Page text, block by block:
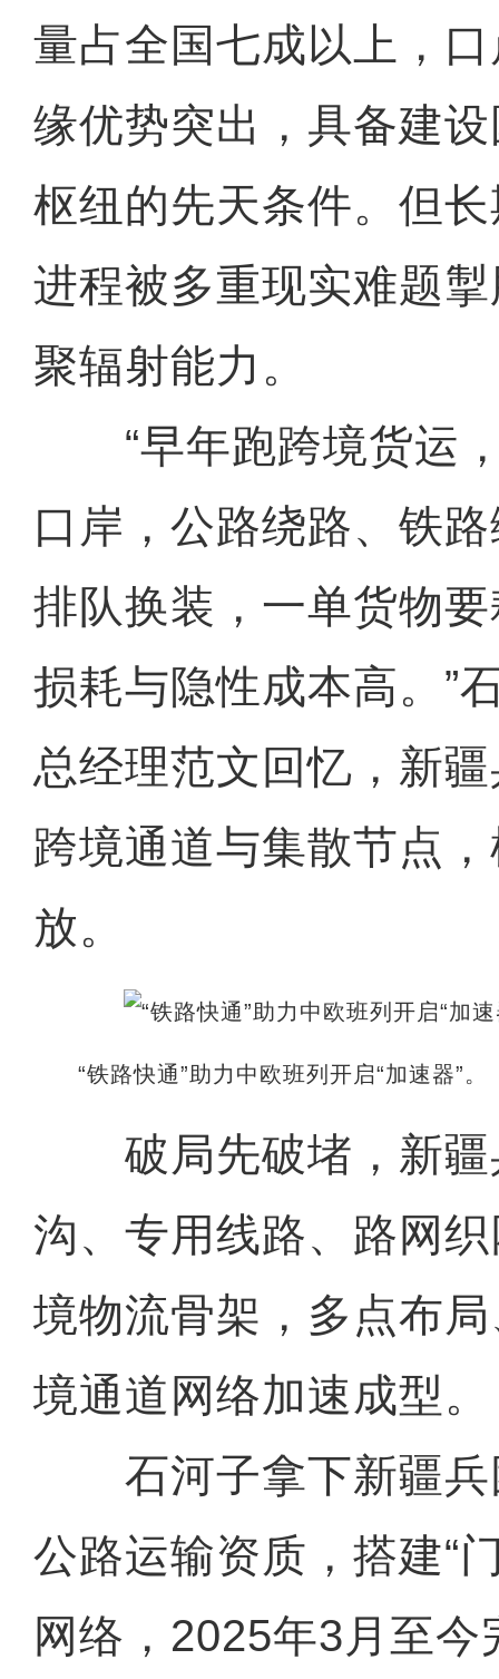
量占全国七成以上，
缘优势突出，具备建
枢纽的先天条件。但
进程被多重现实难题
聚辐射能力。
“早年跑跨境货运，
口岸，公路绕路、铁
排队换装，一单货物
损耗与隐性成本高。”
总经理范文回忆，新
跨境通道与集散节点
放。
“铁路快通”助力中欧班列开启“加速器”
破局先破堵，新疆
沟、专用线路、路网
境物流骨架，多点布
境通道网络加速成型。
石河子拿下新疆兵
公路运输资质，搭建“
网络，2025年3月至